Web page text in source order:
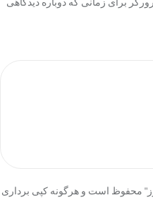
برای زمانی که دوباره دیدگاهی
محفوظ است و هرگونه کپی برداری